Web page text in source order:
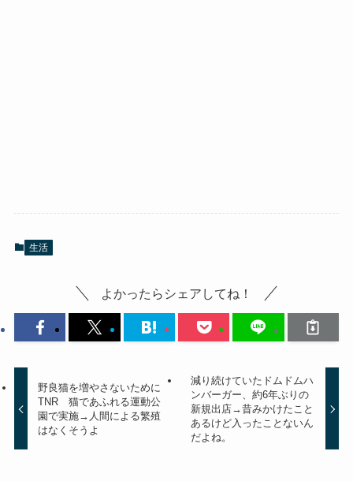
生活
よかったらシェアしてね！
野良猫を増やさないために
TNR 猫であふれる運動公
園で実施→人間による繁殖
はなくそうよ
減り続けていたドムドムハ
ンバーガー、約6年ぶりの
新規出店→昔みかけたこと
あるけど入ったことないん
だよね。